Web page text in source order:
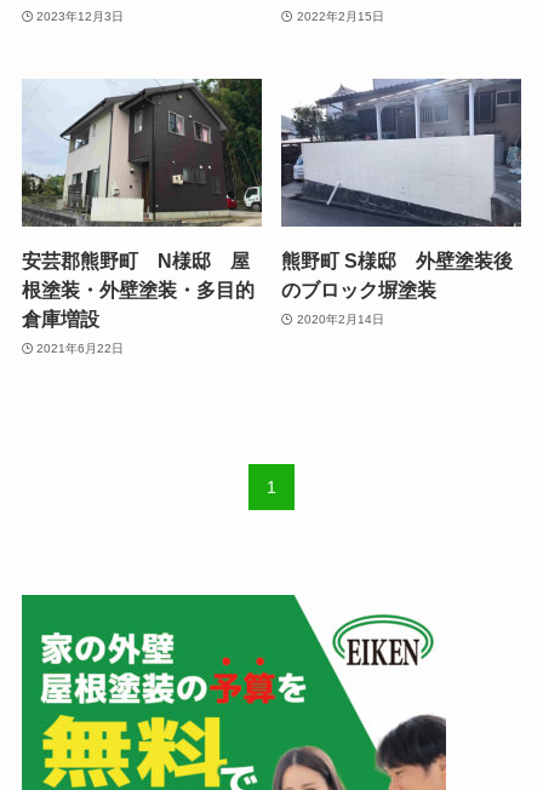
2023年12月3日 2022年2月15日
安芸郡熊野町 N様邸 屋
根塗装・外壁塗装・多目的
倉庫増設
2021年6月22日
熊野町 S様邸 外壁塗装後
のブロック塀塗装
2020年2月14日
1